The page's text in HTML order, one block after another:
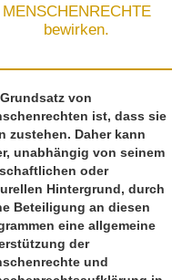
MENSCHENRECHTE
bewirken.
von
ist, dass sie
zustehen. Daher kann
unabhängig von seinem
oder
Hintergrund, durch
Beteiligung an diesen
eine allgemeine
der
und